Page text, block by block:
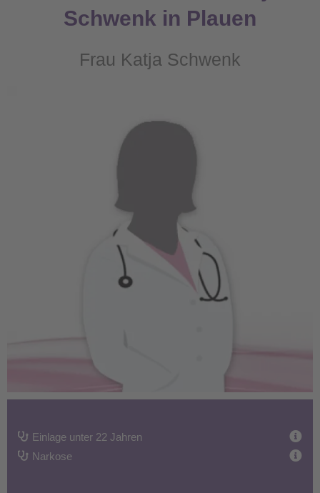
Schwenk in Plauen
Frau Katja Schwenk
Einlage unter 22 Jahren
Narkose